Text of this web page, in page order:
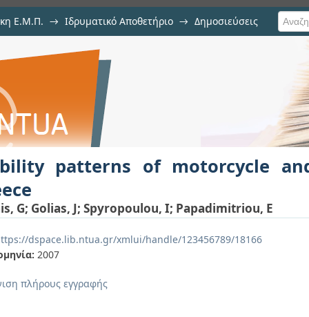
Ε.Μ.Π. → Ιδρυματικό Αποθετήριο → Δημοσιεύσεις
and moped riders in
patterns of motorcycle
G; Golias, J; Spyropoulou, I; Papadimitriou, E
dspace.lib.ntua.gr/xmlui/handle/123456789/18166
2007
πλήρους εγγραφής